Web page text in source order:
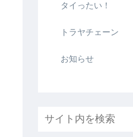
タイったい！
トラヤチェーン
お知らせ